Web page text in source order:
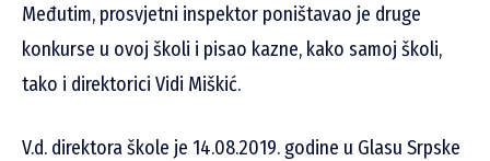
Međutim, prosvjetni inspektor poništavao je druge
konkurse u ovoj školi i pisao kazne, kako samoj školi,
tako i direktorici Vidi Miškić.
V.d. direktora škole je 14.08.2019. godine u Glasu Srpske